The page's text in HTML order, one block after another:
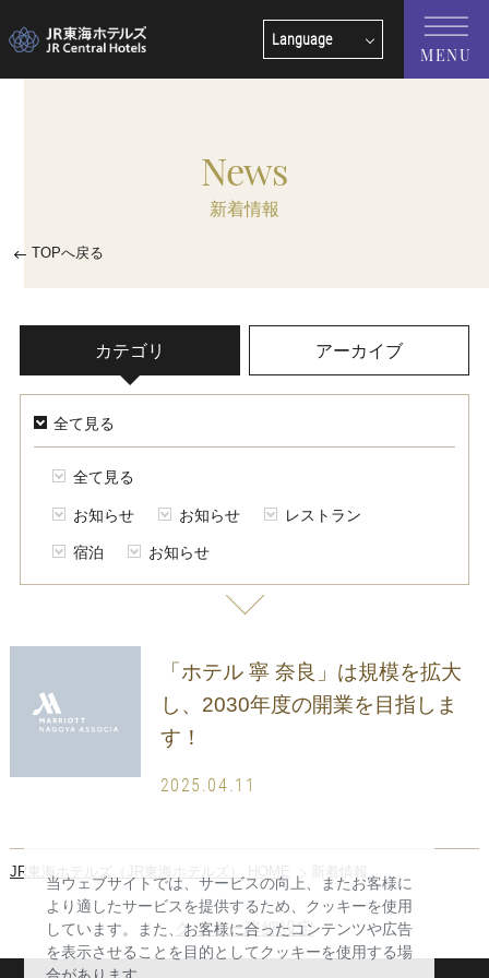
Language
English
中文(繁體字)
MENU
News
新着情報
TOPへ戻る
カテゴリ アーカイブ
全て見る
全て見る
お知らせ お知らせ レストラン
宿泊 お知らせ
「ホテル 寧 奈良」は規模を拡大
し、2030年度の開業を目指しま
す！
2025.04.11
JR東海ホテルズ（JR東海ホテルズ） HOME
クッキー詳細設定
当ウェブサイトでは、サービスの向上、またお客様に
より適したサービスを提供するため、クッキーを使用
しています。また、お客様に合ったコンテンツや広告
を表示させることを目的としてクッキーを使用する場